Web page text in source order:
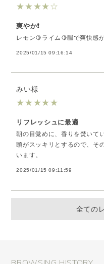
★★★★☆
爽やか❗️
レモン🍋ライム🍋‍🟩で爽快感
2025/01/15 09:16:14
みい様
★★★★★
リフレッシュに最適
朝の目覚めに、香りを焚いて
頭がスッキリとするので、そ
います。
2025/01/15 09:11:59
全ての